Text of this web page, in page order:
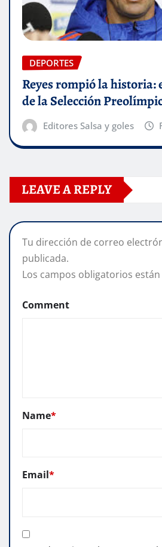
DEPORTES
Reyes rompió la
de la Selección
Editores Salsa y goles
LEAVE A REPLY
Tu dirección de correo
publicada.
Los campos obligatorios
Comment
Name*
Email*